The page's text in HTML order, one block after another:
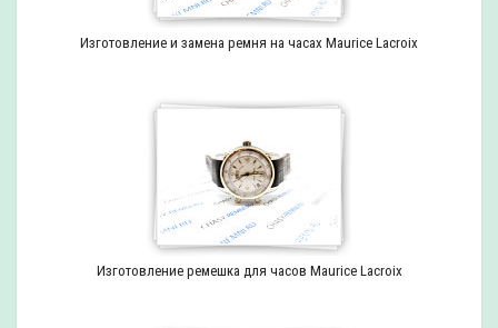
Изготовление и замена ремня на часах Maurice Lacroix
Изготовление ремешка для часов Maurice Lacroix